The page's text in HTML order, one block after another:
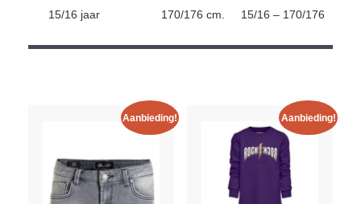
15/16 jaar 170/176 cm. 15/16 – 170/176
Aanbieding! Aanbieding!